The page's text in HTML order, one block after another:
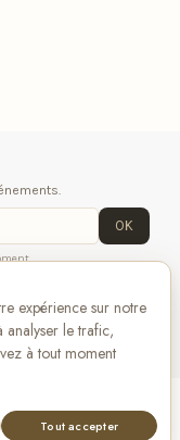
OK
nous
Pay
expérience sur notre
analyser le trafic,
à tout moment
Tout accepter